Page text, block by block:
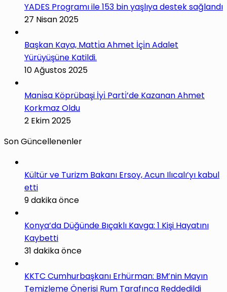
YADES Programı ile 153 bin yaşlıya destek sağlandı
27 Nisan 2025
Başkan Kaya, Matti̇a Ahmet İçi̇n Adalet
Yürüyüşüne Katildi.
10 Ağustos 2025
Mani̇sa Köprübaşi İyi̇ Parti̇’de Kazanan Ahmet
Korkmaz Oldu
2 Ekim 2025
Son Güncellenenler
Kültür ve Turizm Bakanı Ersoy, Acun Ilıcalı’yı kabul
etti
9 dakika önce
Konya’da Düğünde Bıçaklı Kavga: 1 Kişi Hayatını
Kaybetti
31 dakika önce
KKTC Cumhurbaşkanı Erhürman: BM’nin Mayın
Temizleme Önerisi Rum Tarafınca Reddedildi